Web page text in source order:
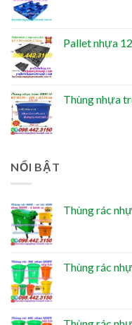
Pallet nhựa
Thùng nhựa
NỔI BẬT
Thùng rác
Thùng rác